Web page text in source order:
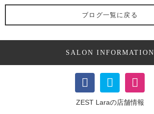
カラー・ヘアカラー (1記事)
ブログ一覧に戻る
SALON INFORMATION
ZEST Laraの店舗情報